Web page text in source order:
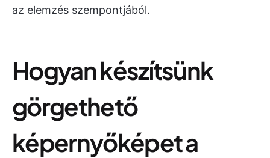
az elemzés szempontjából.
Hogyan készítsünk
görgethető
képernyőképet a